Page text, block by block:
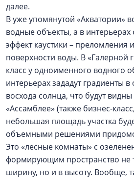
далее.
В уже упомянутой «Акватории»
водные объекты, а в интерьерах
эффект каустики – преломления
поверхности воды. В «Галерной
класс у одноименного водного
интерьерах зададут градиенты в
восхода солнца, что будут
«Ассамблее» (также бизнес-
небольшая площадь участка
объемными решениями
Это «лесные комнаты» с
формирующим пространство не
ширину, но и в высоту. Вообще,